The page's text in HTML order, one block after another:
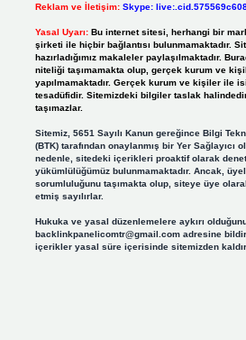
Reklam ve İletişim: Skype:
Yasal Uyarı: Bu internet sitesi, herhangi bir
şirketi ile hiçbir bağlantısı bulunmamaktadır.
hazırladığımız makaleler paylaşılmaktadır.
niteliği taşımamakta olup, gerçek kurum ve
yapılmamaktadır. Gerçek kurum ve kişiler ile
tesadüfidir. Sitemizdeki bilgiler taslak
taşımazlar.
Sitemiz, 5651 Sayılı Kanun gereğince Bilgi
(BTK) tarafından onaylanmış bir Yer Sağlayıcı
nedenle, sitedeki içerikleri proaktif olarak
yükümlülüğümüz bulunmamaktadır. Ancak,
sorumluluğunu taşımakta olup, siteye üye
etmiş sayılırlar.
Hukuka ve yasal düzenlemelere aykırı
backlinkpanelicomtr@gmail.comadresine
içerikler yasal süre içerisinde sitemizden